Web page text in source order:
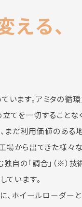
る、
います。アミタの循
てを一切することなく
まだ利用価値のある
場から出てきた様々
自の「調合」（※）技
ています。
、ホイールローダー